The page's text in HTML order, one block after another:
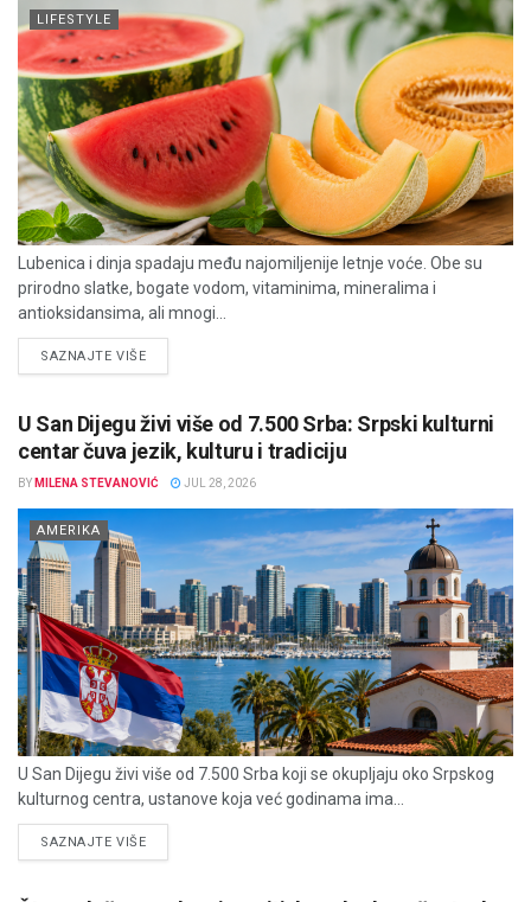
LIFESTYLE
Lubenica i dinja spadaju među najomiljenije letnje voće. Obe su
prirodno slatke, bogate vodom, vitaminima, mineralima i
antioksidansima, ali mnogi...
SAZNAJTE VIŠEDETAILS
U San Dijegu živi više od 7.500 Srba: Srpski kulturni
centar čuva jezik, kulturu i tradiciju
BY MILENA STEVANOVIĆ JUL 28, 2026
AMERIKA
U San Dijegu živi više od 7.500 Srba koji se okupljaju oko Srpskog
kulturnog centra, ustanove koja već godinama ima...
SAZNAJTE VIŠEDETAILS